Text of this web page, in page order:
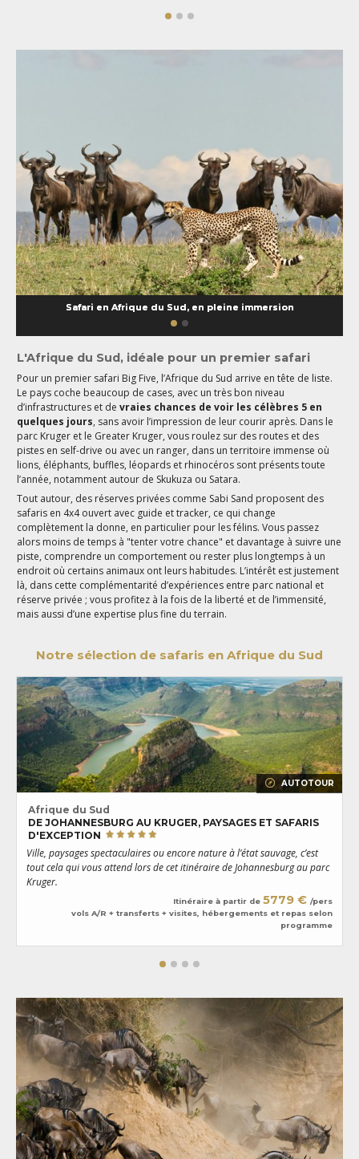
Safari en Afrique du Sud, en pleine immersion
L'Afrique du Sud, idéale pour un premier safari
Pour un premier safari Big Five, l’Afrique du Sud arrive en tête de liste.
Le pays coche beaucoup de cases, avec un très bon niveau
d’infrastructures et devraies chances de voir les célèbres 5 en
quelques jours, sans avoir l’impression de leur courir après. Dans le
parc Kruger et le Greater Kruger, vous roulez sur des routes et des
pistes en self-drive ou avec un ranger, dans un territoire immense où
lions, éléphants, buffles, léopards et rhinocéros sont présents toute
l’année, notamment autour de Skukuza ou Satara.
Tout autour, des réserves privées comme Sabi Sand proposent des
safaris en 4x4 ouvert avec guide et tracker, ce qui change
complètement la donne, en particulier pour les félins. Vous passez
alors moins de temps à "tenter votre chance" et davantage à suivre une
piste, comprendre un comportement ou rester plus longtemps à un
endroit où certains animaux ont leurs habitudes. L’intérêt est justement
là, dans cette complémentarité d’expériences entre parc national et
réserve privée ; vous profitez à la fois de la liberté et de l’immensité,
mais aussi d’une expertise plus fine du terrain.
Notre sélection de safaris en Afrique du Sud
AUTOTOUR
Afrique du Sud
DE JOHANNESBURG AU KRUGER, PAYSAGES ET SAFARIS
D'EXCEPTION
Ville, paysages spectaculaires ou encore nature à l’état sauvage, c’est
tout cela qui vous attend lors de cet itinéraire de Johannesburg au parc
Kruger.
Itinéraire à partir de 5779 € /pers
vols A/R + transferts + visites, hébergements et repas selon
programme